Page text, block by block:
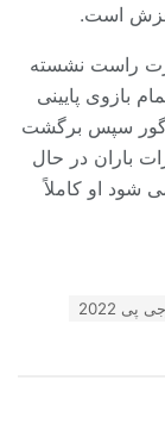
است.
راست نشسته
بازوی پایینی
گرگور سپس برگشت
باران در حال
شود او کاملاً
پی 2022